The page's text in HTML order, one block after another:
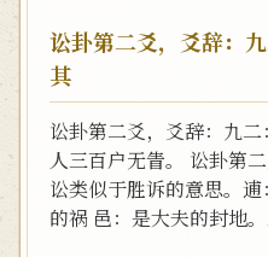
讼卦第二爻，爻辞：
其
讼卦第二爻，爻辞：九
人三百户无眚。 讼卦第
讼类似于胜诉的意思。
的祸 邑：是大夫的封地